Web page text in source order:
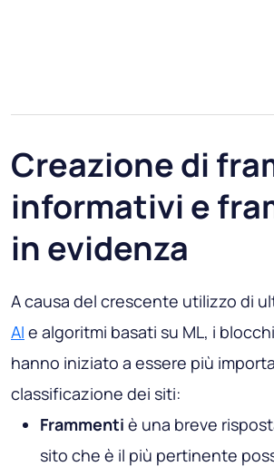
Creazione di
informativi e
in evidenza
A causa del crescente utilizzo di
AI e algoritmi basati su ML, i
hanno iniziato a essere più
classificazione dei siti:
Frammenti è una breve
sito che è il più pertinente